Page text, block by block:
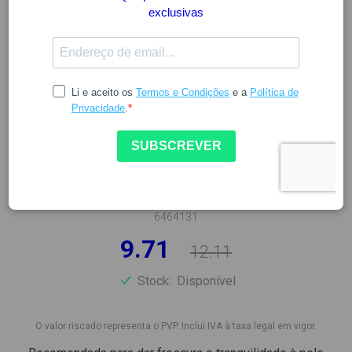
LA ROCHE POSAY AGUA
6464131
9.71 12.11
Stock: Disponível
O valor riscado representa o PVP. Inclui IVA à taxa legal em vigor.